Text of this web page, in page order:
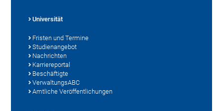
Universität
Fristen und Termine
Studienangebot
Nachrichten
Karriereportal
Beschäftigte
VerwaltungsABC
Amtliche Veröffentlichungen